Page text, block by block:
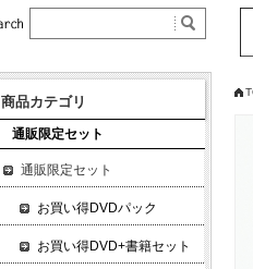
商品カテゴリ
通販限定セット
通販限定セット
お買い得DVDパック
お買い得DVD+書籍セット